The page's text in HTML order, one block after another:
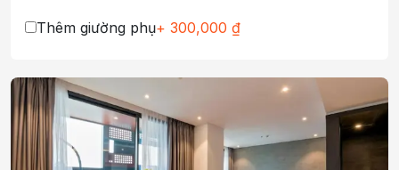
Thêm giường phụ+ 300,000 ₫